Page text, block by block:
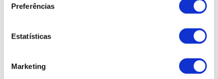
Preferências
Estatísticas
Marketing